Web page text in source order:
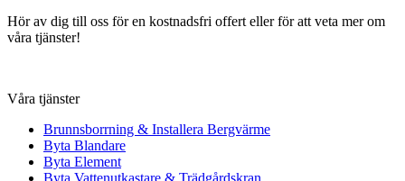
Hör av dig till oss för en kostnadsfri offert eller för att veta mer om
våra tjänster!
Våra tjänster
Brunnsborrning & Installera Bergvärme
Byta Blandare
Byta Element